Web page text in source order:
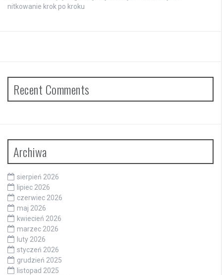
nitkowanie krok po kroku
Recent Comments
Archiwa
sierpień 2026
lipiec 2026
czerwiec 2026
maj 2026
kwiecień 2026
marzec 2026
luty 2026
styczeń 2026
grudzień 2025
listopad 2025